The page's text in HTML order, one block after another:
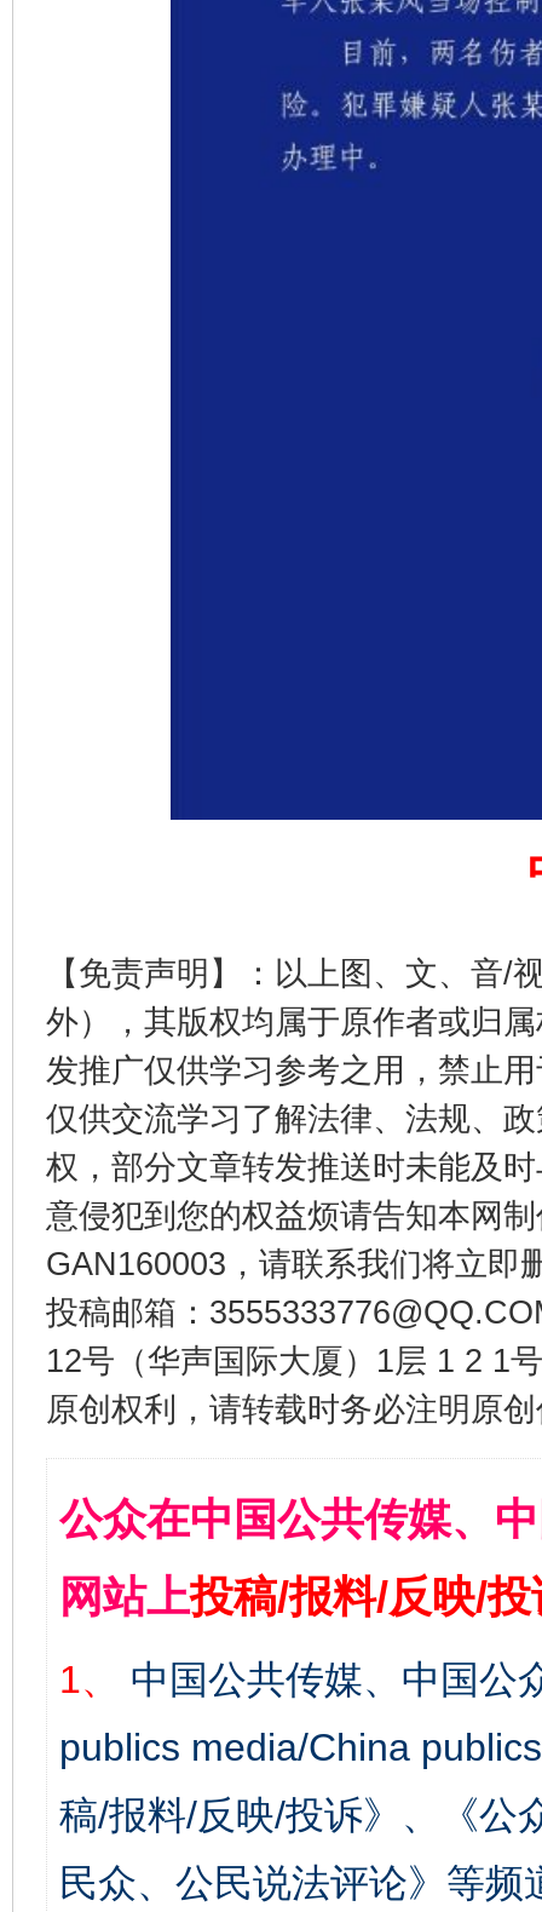
【免责声明】：以上图、文、音/
外），其版权均属于原作者或归
发推广仅供学习参考之用，禁止
仅供交流学习了解法律、法规、
权，部分文章转发推送时未能及
意侵犯到您的权益烦请告知本网
GAN160003，请联系我们将立即
投稿邮箱：
12号（华声国际大厦）1层 1 2 1
原创权利，请转载时务必注明原
公众在中国公共传媒、
网站上投稿/报料/反映/
1、
中国公共传媒、中国公
publics media/China
稿/报料/反映/投诉》、《公
民众、公民说法评论》等